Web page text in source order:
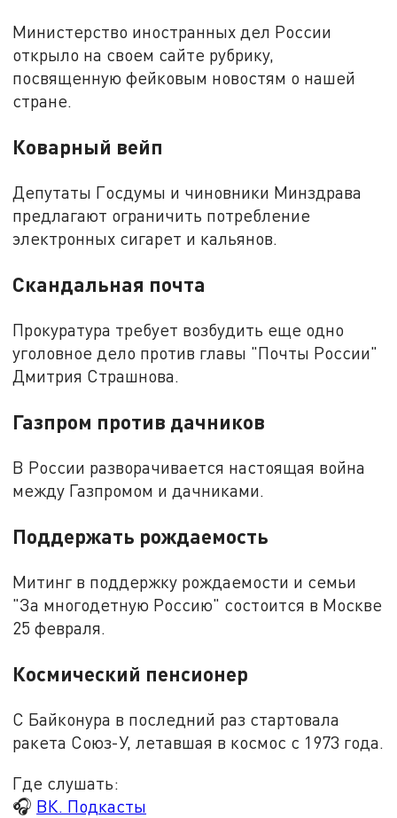
Министерство иностранных дел России
открыло на своем сайте рубрику,
посвященную фейковым новостям о нашей
стране.
Коварный вейп
Депутаты Госдумы и чиновники Минздрава
предлагают ограничить потребление
электронных сигарет и кальянов.
Скандальная почта
Прокуратура требует возбудить еще одно
уголовное дело против главы "Почты России"
Дмитрия Страшнова.
Газпром против дачников
В России разворачивается настоящая война
между Газпромом и дачниками.
Поддержать рождаемость
Митинг в поддержку рождаемости и семьи
"За многодетную Россию" состоится в Москве
25 февраля.
Космический пенсионер
С Байконура в последний раз стартовала
ракета Союз-У, летавшая в космос с 1973 года.
Где слушать:
🎧 ВК. Подкасты